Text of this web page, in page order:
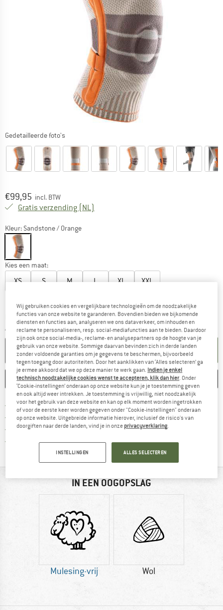
Gedetailleerde foto's
Prijs:
€99,95 incl. BTW
Gratis verzending (NL)
Kleur: Sandstone / Orange
Kies een maat:
XS S M L XL XXL
Levertijd: 3-5 werkdagenDe link wordt geopend in een infovak en bevat
Aantal:
IN DE WINKELMAND
ONTHOUDEN VERGELIJKEN
Gratis verzending vanaf € 69 (NL)Vind hier de
100 dagen bedenktijdVind de betalingsinformatie hier!
> 4.000.000 tevreden klanten
Alle artikelen in voorraad
IN EEN OOGOPSLAG
Mulesing-vrij Wol
Wij gebruiken cookies en vergelijkbare technologieën om de noodzakelijke
functies van onze website te garanderen. Bovendien bieden we bijkomende
diensten en functies aan, analyseren we ons dataverkeer, om inhouden en
reclame te personaliseren, resp. social-mediafuncties aan te bieden. Daardoor
zijn ook onze social-media-, reclame- en analysepartners op de hoogte van je
gebruik van onze website. Sommige daarvan bevinden zich in derde landen
zonder voldoende garanties om je gegevens te beschermen, bijvoorbeeld
tegen toegang door autoriteiten. Door het aanklikken van ‘Alles selecteren’ ga
je ermee akkoord dat we op deze manier te werk gaan. Indien je enkel
technisch noodzakelijke cookies wenst te accepteren, klik dan hier. Onder
‘Cookie-instellingen’ onderaan op onze website kun je je toestemming geven
en ook altijd weer intrekken. Je toestemming is vrijwillig, niet noodzakelijk
voor het gebruik van deze website en kan op elk moment worden ingetrokken
of voor de eerste keer worden gegeven onder "Cookie-instellingen" onderaan
op onze website. Uitgebreide informatie hierover, inclusief de risico's van
doorgiften naar derde landen, vind je in onze privacyverklaring.
INSTELLINGEN ALLES SELECTEREN